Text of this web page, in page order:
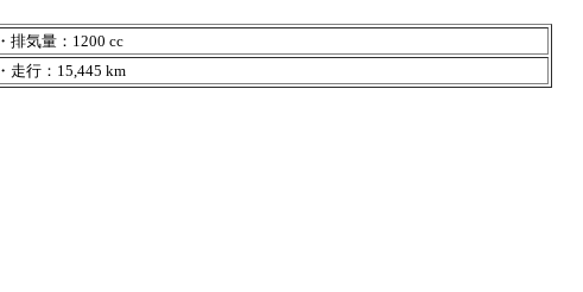
・排気量：1200 cc
・走行：15,445 km